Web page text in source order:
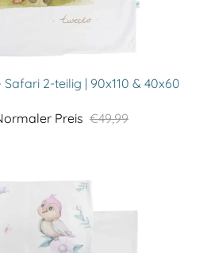
2-teilig | 90x110 & 40x60
Preis €49,99